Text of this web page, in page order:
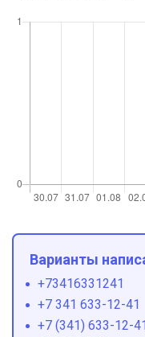
Варианты
+73416331241
+7 341 633-12-41
+7 (341) 633-12-